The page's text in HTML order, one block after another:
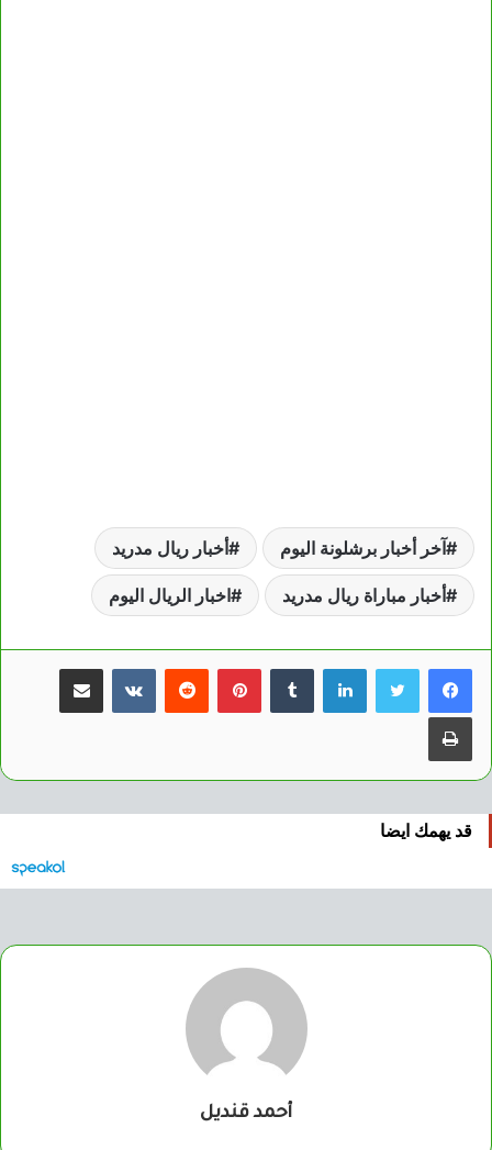
آخر أخبار برشلونة اليوم أخبار ريال مدريد
أخبار مباراة ريال مدريد اخبار الريال اليوم
لينكدإن بينتيريست مشاركة عبر البريد
طباعة
قد يهمك ايضا
أحمد قنديل